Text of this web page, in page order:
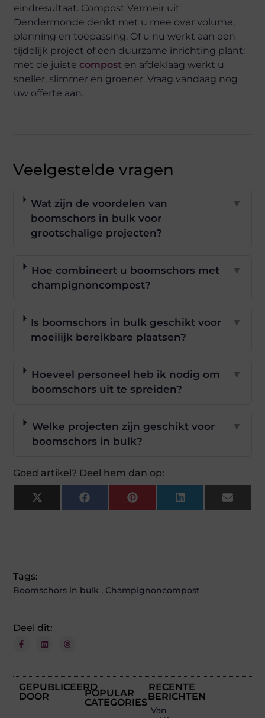
eindresultaat. Compost Vermeir uit
Dendermonde denkt met u mee over volume,
planning en toepassing. Of u nu werkt aan een
tijdelijk project of een duurzame inrichting plant:
met de juistecompost en afdeklaag werkt u
sneller, slimmer en groener. Vraag vandaag nog
uw offerte aan.
Veelgestelde vragen
Wat zijn de voordelen van
boomschors in bulk voor
grootschalige projecten?
▼
Hoe combineert u boomschors met
champignoncompost?
▼
Is boomschors in bulk geschikt voor
moeilijk bereikbare plaatsen?
▼
Hoeveel personeel heb ik nodig om
boomschors uit te spreiden?
▼
Welke projecten zijn geschikt voor
boomschors in bulk?
▼
Goed artikel? Deel hem dan op:
X
(Twitter)
FacebookPinterestLinkedInEmail
Tags:
Boomschors in bulk , Champignoncompost
Deel dit:
GEPUBLICEERD
DOOR
POPULAR
CATEGORIES
RECENTE
BERICHTEN
Van